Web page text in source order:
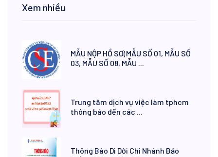
Xem nhiều
MẪU NỘP HỒ SƠ(MẪU SỐ 01, MẪU SỐ
03, MẪU SỐ 08, MẪU ...
Trung tâm dịch vụ việc làm tphcm
thông báo đến các ...
Thông Báo Di Dời Chi Nhánh Bảo